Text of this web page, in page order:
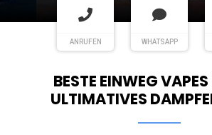
ANRUFEN WHATSAPP
BESTE EINWEG VAPES
ULTIMATIVES